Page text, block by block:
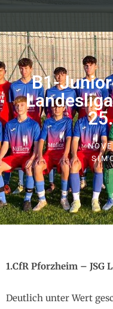
B1-
1.CfR Pforzheim –
Deutlich unter Wert